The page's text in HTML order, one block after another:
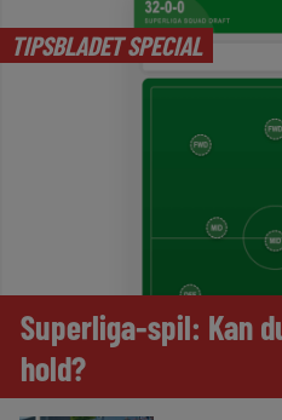
TIPSBLADET SPECIAL
Superliga-spil: Kan
hold?